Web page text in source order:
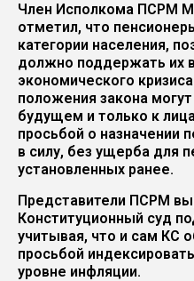
Член Исполкома ПСРМ
отметил, что
категории населения,
должно поддержать их
экономического
положения закона
будущем и только к
просьбой о назначении
в силу, без ущерба для
установленных ранее.
Представители ПСРМ
Конституционный суд
учитывая, что и сам КС
просьбой
уровне инфляции.